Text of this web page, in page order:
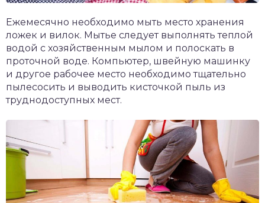
Ежемесячно необходимо мыть место хранения
ложек и вилок. Мытье следует выполнять теплой
водой с хозяйственным мылом и полоскать в
проточной воде. Компьютер, швейную машинку
и другое рабочее место необходимо тщательно
пылесосить и выводить кисточкой пыль из
труднодоступных мест.